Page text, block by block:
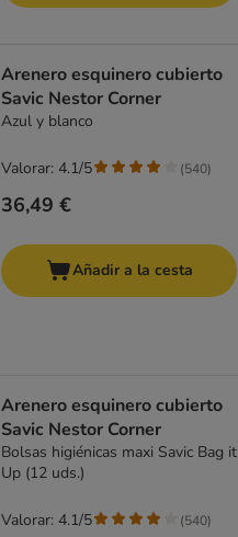
Arenero esquinero cubierto
Savic Nestor Corner
Azul y blanco
36,49 €
Valorar: 4.1/5 (540)
Añadir a la cesta
Arenero esquinero cubierto
Savic Nestor Corner
Bolsas higiénicas maxi Savic Bag it
Up (12 uds.)
Valorar: 4.1/5 (540)